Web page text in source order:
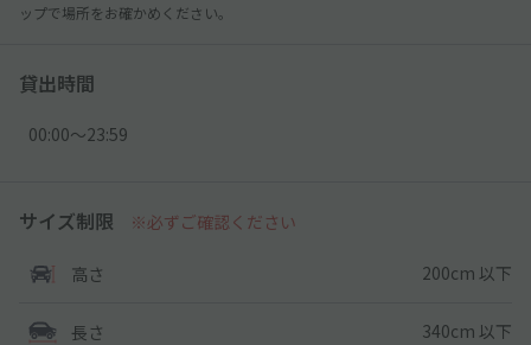
ップで場所をお確かめください。
貸出時間
00:00〜23:59
サイズ制限 ※必ずご確認ください
高さ 200cm 以下
長さ 340cm 以下